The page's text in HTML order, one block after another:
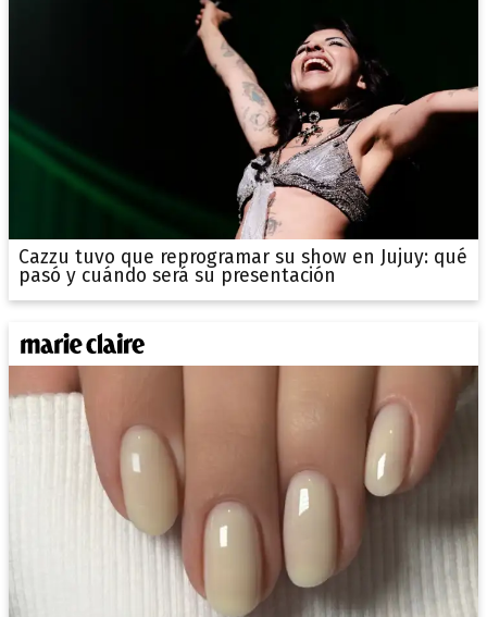
Cazzu tuvo que reprogramar su show en Jujuy: qué
pasó y cuándo será su presentación